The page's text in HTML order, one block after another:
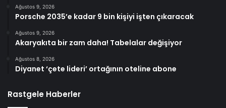
Ağustos 9, 2026
Porsche 2035’e kadar 9 bin kişiyi işten çıkaracak
Ağustos 9, 2026
Akaryakıta bir zam daha! Tabelalar değişiyor
Ağustos 8, 2026
Diyanet ‘çete lideri’ ortağının oteline abone
Rastgele Haberler